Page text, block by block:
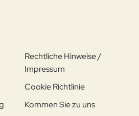
Rechtliche Hinweise /
Impressum
Cookie Richtlinie
Kommen Sie zu uns